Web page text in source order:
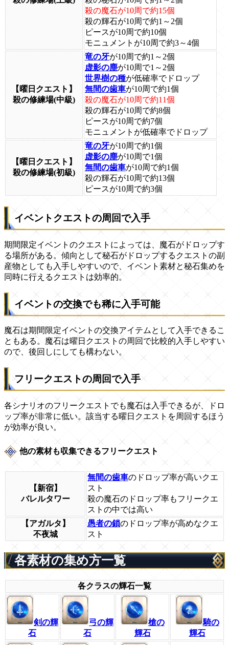
殺の魔石が10周で約15個
殺の輝石が10周で約1～2個
ピースが10周で約10個
モニュメントが10周で約3～4個
【曜日クエスト】
殺の修練場(中級)
竜の牙が10周で約1～2個
虚影の塵が10周で1～2個
世界樹の種が低確率でドロップ
無間の歯車が10周で約1個
殺の魔石が10周で約11個
殺の輝石が10周で約8個
ピースが10周で約7個
モニュメントが低確率でドロップ
【曜日クエスト】
殺の修練場(初級)
竜の牙が10周で約1個
虚影の塵が10周で1個
無間の歯車が10周で約1個
殺の輝石が10周で約13個
ピースが10周で約3個
イベントクエストの周回で入手
期間限定イベントのクエストによっては、魔石がドロップす
る場所がある。傾向として秘石がドロップするクエストの副
産物としても入手しやすいので、イベント素材と秘石集めを
同時に行えるクエストは効率的。
イベントの交換でも稀に入手可能
魔石は期間限定イベントの交換アイテムとして入手できるこ
ともある。魔石は曜日クエストの周回で比較的入手しやすい
ので、後回しにしても構わない。
フリークエストの周回で入手
各シナリオのフリークエストでも魔石は入手できるが、ドロ
ップ率が非常に低い。該当する曜日クエストを周回するほう
が効率が良い。
他の素材も収集できるフリークエスト
【新宿】
バレルタワー
無間の歯車のドロップ率が高いクエ
スト
殺の魔石のドロップ率もフリークエ
ストの中では高い
【アガルタ】
不夜城
愚者の鎖のドロップ率が高めなクエ
スト
各素材の集め方一覧
各クラスの輝石一覧
剣の輝
石
弓の輝
石
槍の
輝石
騎の
輝石